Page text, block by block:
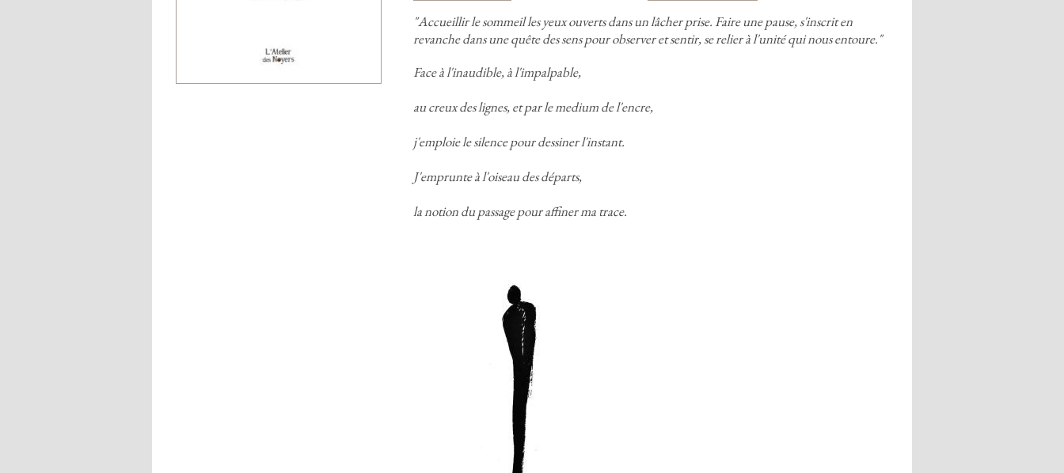
"Accueillir le sommeil les yeux ouverts dans un lâcher prise. Faire une pause,s'inscrit en
revanche dans une quête des sens pour observer et sentir,se relier à l'unité qui nous entoure."
Face à l'inaudible,à l'impalpable,
au creux des lignes,et par le medium de l'encre,
j'emploie le silence pour dessiner l'instant.
J'emprunte à l'oiseau des départs,
la notion du passage pour affiner ma trace.